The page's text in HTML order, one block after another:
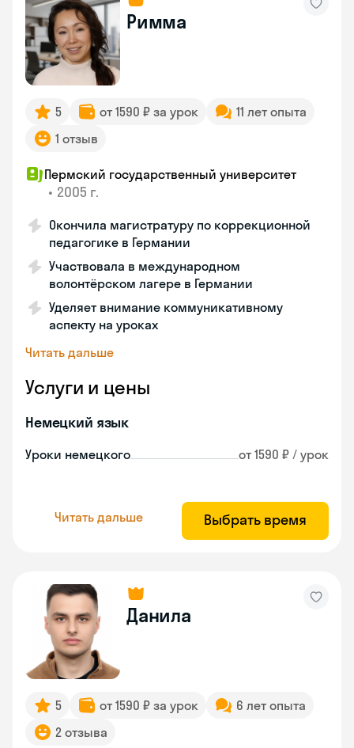
Римма
5 от 1590 ₽ за урок
11 лет опыта
1 отзыв
Пермский государственный университет
• 2005 г.
Окончила магистратуру по коррекционной
педагогике в Германии
Участвовала в международном
волонтёрском лагере в Германии
Уделяет внимание коммуникативному
аспекту на уроках
Читать дальше
Услуги и цены
Немецкий язык
Уроки немецкого от 1590 ₽ / урок
Читать дальше Выбрать время
Данила
5 от 1590 ₽ за урок
6 лет опыта
2 отзыва